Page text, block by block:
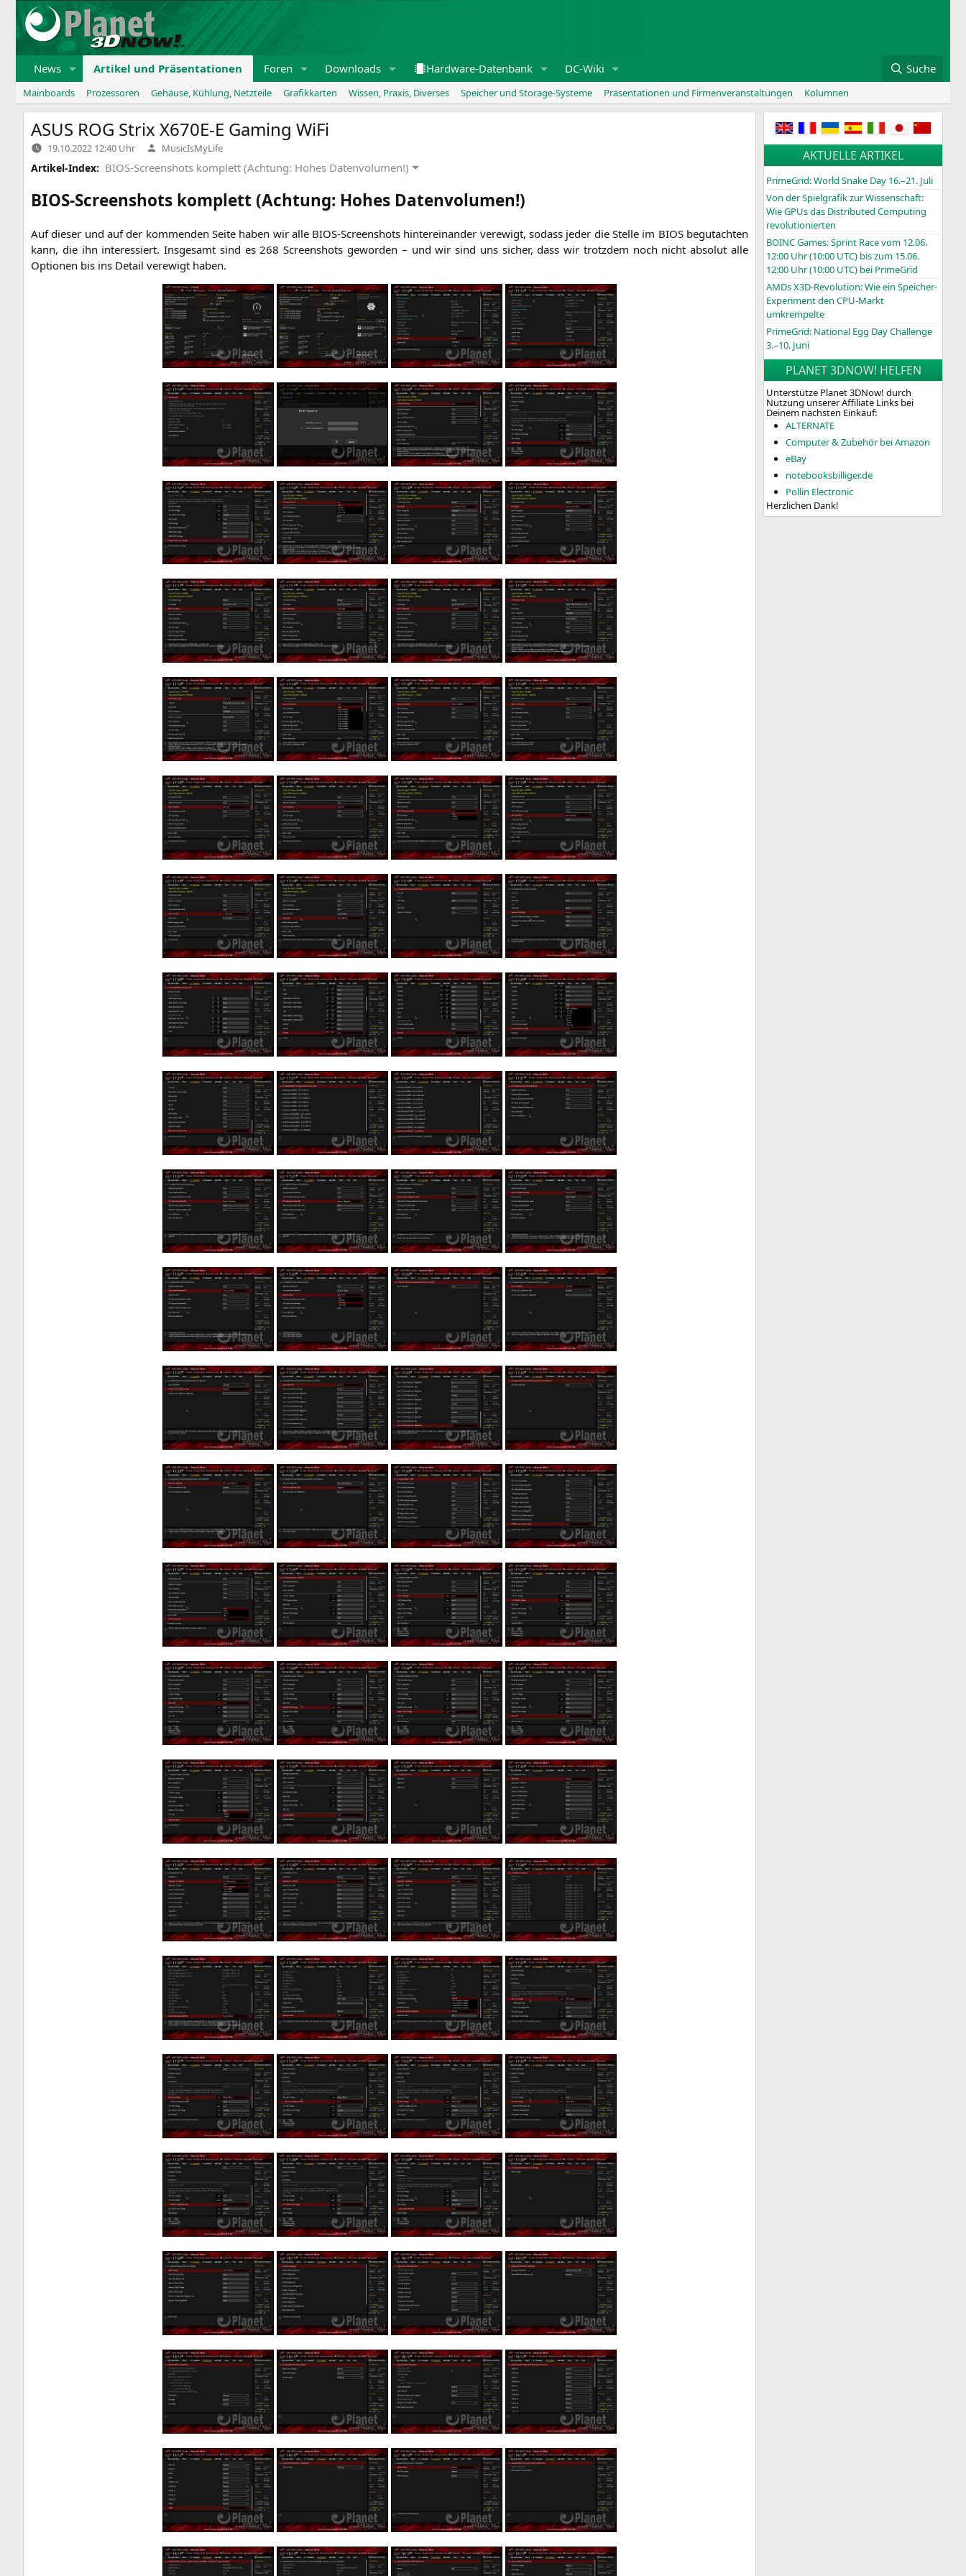
Zum
Inhalt
springen
News Artikel und Präsentationen Foren Downloads Hardware-Datenbank DC-Wiki Suche
Mainboards Prozessoren Gehäuse, Kühlung, Netzteile Grafikkarten Wissen, Praxis, Diverses Speicher und Storage-Systeme Präsentationen und Firmenveranstaltungen Kolumnen
ASUS ROG Strix X670E‑E Gaming WiFi
19.10.2022 12:40 Uhr Verfasst
von
MusicIsMyLife
Artikel-Index: BIOS-Screenshots komplett (Achtung: Hohes Datenvolumen!)
BIOS-Screenshots komplett (Achtung: Hohes Datenvolumen!)
Auf die­ser und auf der kom­men­den Sei­te haben wir alle BIOS-Screen­shots hin­ter­ein­an­der ver­ewigt, sodass jeder die Stel­le im BIOSbegut­ach­ten
kann, die ihn inter­es­siert. Ins­ge­samt sind es 268 Screen­shots gewor­den – und wir sind uns sicher, dass wir trotz­dem noch nicht abso­lut alle
Optio­nen bis ins Detail ver­ewigt haben.
AKTUELLE ARTIKEL
PrimeGrid: World Snake Day 16.–21. Juli
Von der Spielgrafik zur Wissenschaft:
Wie GPUs das Distributed Computing
revolutionierten
BOINCGames: Sprint Race vom 12.06.
12:00 Uhr (10:00 UTC) bis zum 15.06.
12:00 Uhr (10:00 UTC) bei PrimeGrid
AMDs X3D-Revolution: Wie ein Speicher-
Experiment den CPU-Markt
umkrempelte
PrimeGrid: National Egg Day Challenge
3.–10. Juni
PLANET 3DNOW! HELFEN
Unterstütze Planet 3DNow! durch
Nutzung unserer Affiliate Links bei
Deinem nächsten Einkauf:
ALTERNATE
Computer & Zubehör bei Amazon
eBay
notebooksbilliger.de
Pollin Electronic
Herzlichen Dank!